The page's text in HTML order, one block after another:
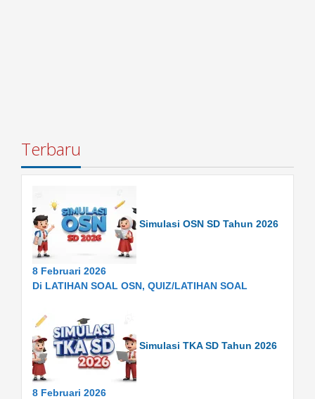
Terbaru
Simulasi OSN SD Tahun 2026
8 Februari 2026
Di LATIHAN SOAL OSN, QUIZ/LATIHAN SOAL
Simulasi TKA SD Tahun 2026
8 Februari 2026